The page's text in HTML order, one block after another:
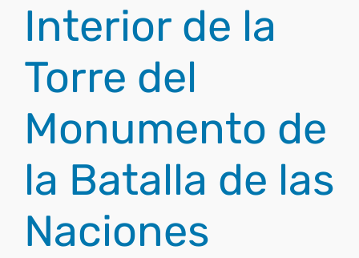
Interior de la
Torre del
Monumento de
la Batalla de las
Naciones